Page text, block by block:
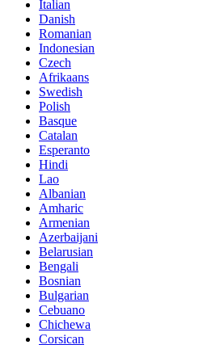
Italian
Danish
Romanian
Indonesian
Czech
Afrikaans
Swedish
Polish
Basque
Catalan
Esperanto
Hindi
Lao
Albanian
Amharic
Armenian
Azerbaijani
Belarusian
Bengali
Bosnian
Bulgarian
Cebuano
Chichewa
Corsican